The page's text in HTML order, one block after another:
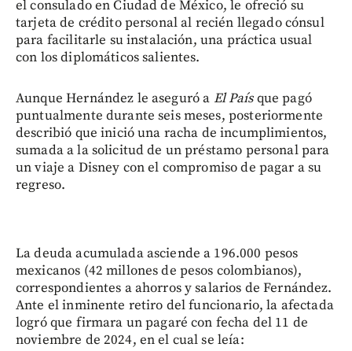
el consulado en Ciudad de México, le ofreció su
tarjeta de crédito personal al recién llegado cónsul
para facilitarle su instalación, una práctica usual
con los diplomáticos salientes.
Aunque Hernández le aseguró a El Paísque pagó
puntualmente durante seis meses, posteriormente
describió que inició una racha de incumplimientos,
sumada a la solicitud de un préstamo personal para
un viaje a Disney con el compromiso de pagar a su
regreso.
La deuda acumulada asciende a 196.000 pesos
mexicanos (42 millones de pesos colombianos),
correspondientes a ahorros y salarios de Fernández.
Ante el inminente retiro del funcionario, la afectada
logró que firmara un pagaré con fecha del 11 de
noviembre de 2024, en el cual se leía: